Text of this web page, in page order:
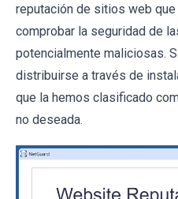
reputación de sitios web
comprobar la seguridad de
potencialmente maliciosas.
distribuirse a través de
que la hemos clasificado
no deseada.